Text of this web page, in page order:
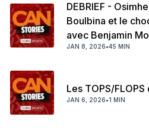
DEBRIEF -
Boulbina et le
avec Benjamin
JAN 8, 2026•45 MIN
Les TOPS/
JAN 6, 2026•1 MIN